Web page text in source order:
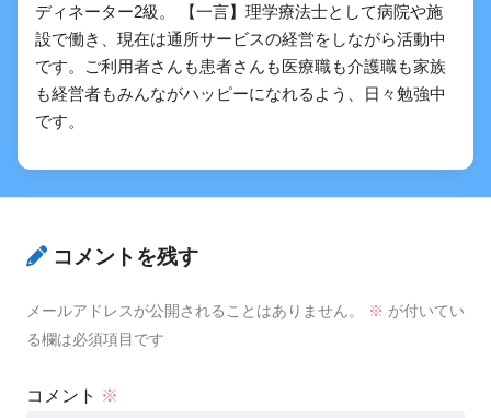
ディネーター2級。 【一言】理学療法士として病院や施
設で働き、現在は通所サービスの経営をしながら活動中
です。ご利用者さんも患者さんも医療職も介護職も家族
も経営者もみんながハッピーになれるよう、日々勉強中
です。
コメントを残す
メールアドレスが公開されることはありません。 ※ が付いてい
る欄は必須項目です
コメント ※